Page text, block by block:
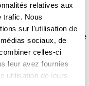
relatives aux
trafic. Nous
sur l'utilisation de
sociaux, de
celles-ci
leur avez fournies
utilisation de leurs
d'un produit
uniquement, "vous" se
achats auprès de
un produit,
nous nous sommes
et les taxes, le cas